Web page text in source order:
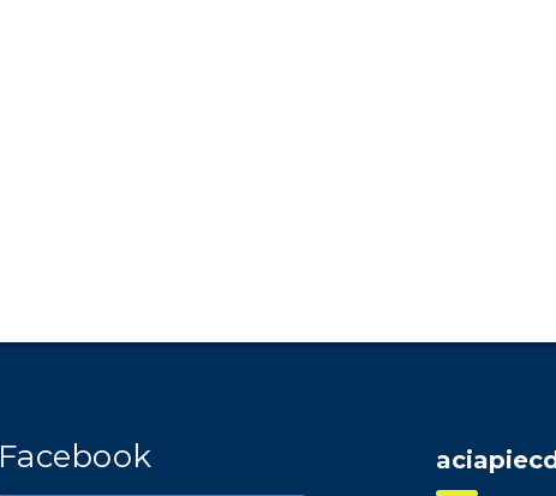
Facebook aciapiecdl